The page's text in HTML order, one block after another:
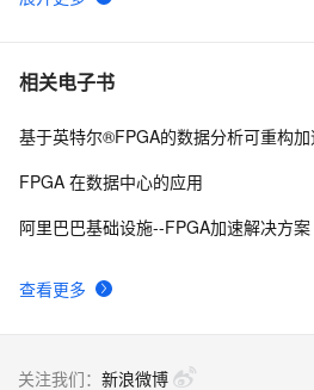
6 FPGA进阶（1）：基于SPI协议的
7 如何读取FPGA芯片的序列号ID？
8 Xilinx FPGA SPI配置芯片都支持哪些
九：SDRAM模块② — 多字读写
时序
相关电子书
查看更多
基于英特尔®FPGA的数据分析可重构
FPGA 在数据中心的应用
阿里巴巴基础设施--FPGA加速解决方案
关注我们： 新浪微博